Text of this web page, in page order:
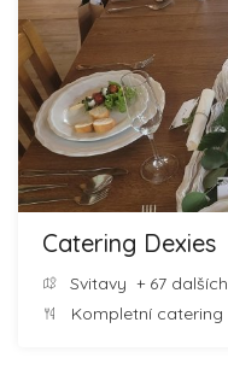
Catering Dexies
Svitavy + 67 dalších
Kompletní catering